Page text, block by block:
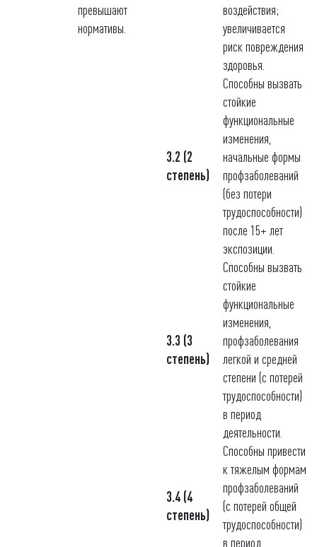
превышают
нормативы.
воздействия;
увеличивается
риск повреждения
здоровья.
3.2 (2
степень)
Способны вызвать
стойкие
функциональные
изменения,
начальные формы
профзаболеваний
(без потери
трудоспособности)
после 15+ лет
экспозиции.
3.3 (3
степень)
Способны вызвать
стойкие
функциональные
изменения,
профзаболевания
легкой и средней
степени (с потерей
трудоспособности)
в период
деятельности.
3.4 (4
степень)
Способны привести
к тяжелым формам
профзаболеваний
(с потерей общей
трудоспособности)
в период